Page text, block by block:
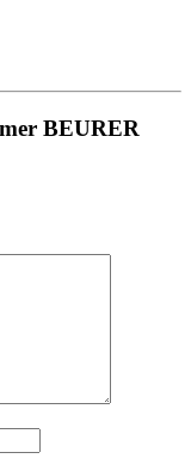
BEURER